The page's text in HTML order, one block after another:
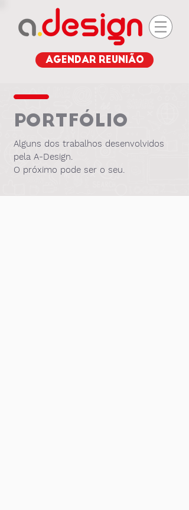
AGENDAR REUNIÃO
PORTFÓLIO
Alguns dos trabalhos desenvolvidos
pela A-Design.
O próximo pode ser o seu.